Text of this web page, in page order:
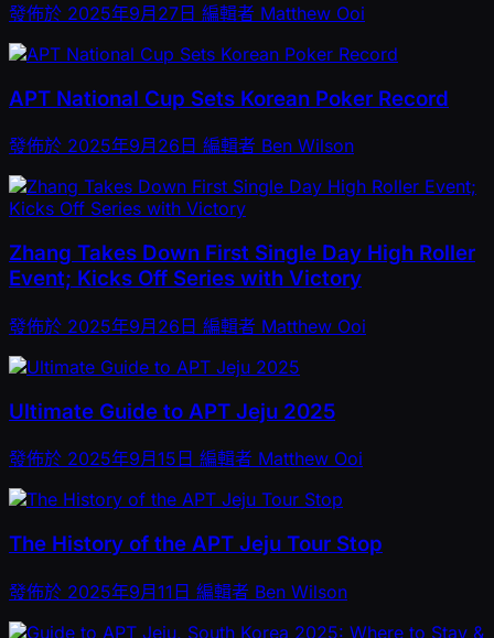
發佈於 2025年9月27日 編輯者 Matthew Ooi
APT National Cup Sets Korean Poker Record
發佈於 2025年9月26日 編輯者 Ben Wilson
Zhang Takes Down First Single Day High Roller
Event; Kicks Off Series with Victory
發佈於 2025年9月26日 編輯者 Matthew Ooi
Ultimate Guide to APT Jeju 2025
發佈於 2025年9月15日 編輯者 Matthew Ooi
The History of the APT Jeju Tour Stop
發佈於 2025年9月11日 編輯者 Ben Wilson